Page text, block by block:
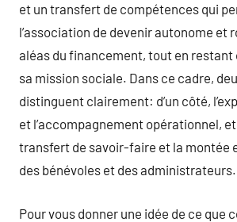
et un transfert de compétences qui
l’association de devenir autonome et
aléas du financement, tout en
sa mission sociale. Dans ce cadre,
distinguent clairement: d’un côté,
et l’accompagnement opérationnel, et
transfert de savoir-faire et la montée
des bénévoles et des administrateurs.
Pour vous donner une idée de ce que